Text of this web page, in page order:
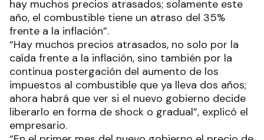
hay muchos precios atrasados; solamente este
año, el combustible tiene un atraso del 35%
frente a la inflación”.
“Hay muchos precios atrasados, no solo por la
caída frente a la inflación, sino también por la
continua postergación del aumento de los
impuestos al combustible que ya lleva dos años;
ahora habrá que ver si el nuevo gobierno decide
liberarlo en forma de shock o gradual”, explicó el
empresario.